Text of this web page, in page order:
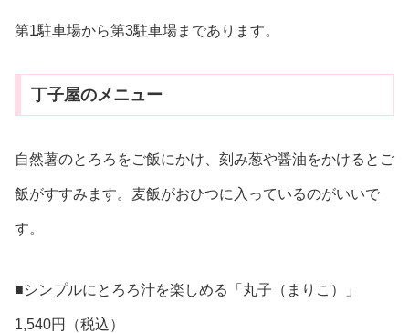
第1駐車場から第3駐車場まであります。
丁子屋のメニュー
自然薯のとろろをご飯にかけ、刻み葱や醤油をかけるとご
飯がすすみます。麦飯がおひつに入っているのがいいで
す。
■シンプルにとろろ汁を楽しめる「丸子（まりこ）」
1,540円（税込）